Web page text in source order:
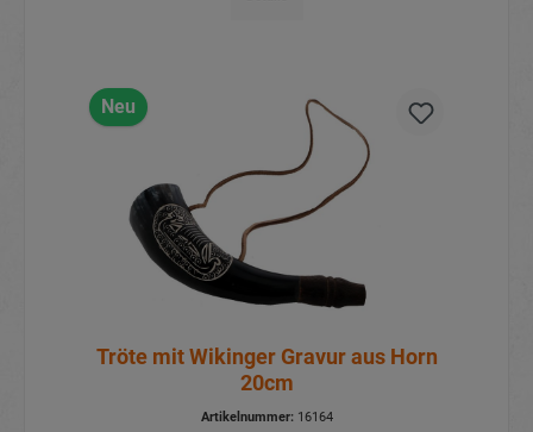
Neu
Tröte mit Wikinger Gravur aus Horn
20cm
Artikelnummer:16164